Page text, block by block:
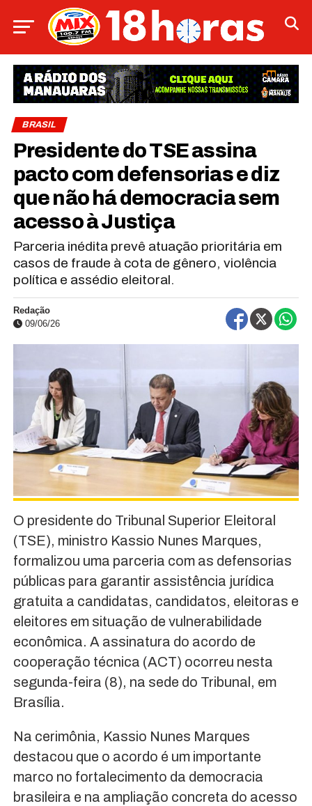
BRASIL
Presidente do TSE assina
pacto com defensorias e diz
que não há democracia sem
acesso à Justiça
Parceria inédita prevê atuação prioritária em
casos de fraude à cota de gênero, violência
política e assédio eleitoral.
Redação
09/06/26
O presidente do Tribunal Superior Eleitoral
(TSE), ministro Kassio Nunes Marques,
formalizou uma parceria com as defensorias
públicas para garantir assistência jurídica
gratuita a candidatas, candidatos, eleitoras e
eleitores em situação de vulnerabilidade
econômica. A assinatura do acordo de
cooperação técnica (ACT) ocorreu nesta
segunda-feira (8), na sede do Tribunal, em
Brasília.
Na cerimônia, Kassio Nunes Marques
destacou que o acordo é um importante
marco no fortalecimento da democracia
brasileira e na ampliação concreta do acesso